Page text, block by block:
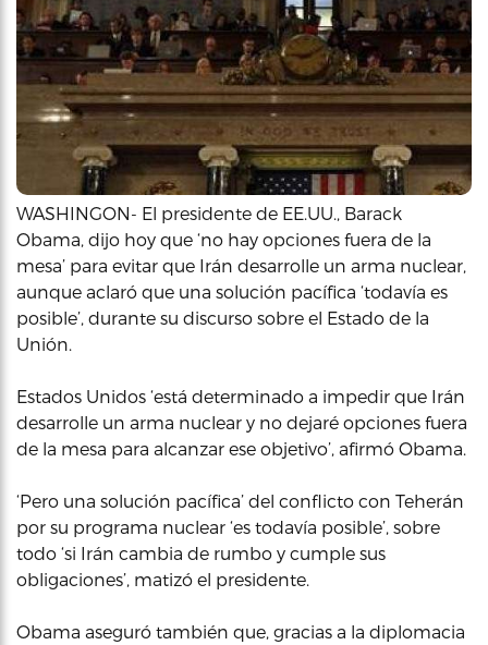
WASHINGON- El presidente de EE.UU., Barack
Obama, dijo hoy que ‘no hay opciones fuera de la
mesa’ para evitar que Irán desarrolle un arma nuclear,
aunque aclaró que una solución pacífica ‘todavía es
posible’, durante su discurso sobre el Estado de la
Unión.
Estados Unidos ‘está determinado a impedir que Irán
desarrolle un arma nuclear y no dejaré opciones fuera
de la mesa para alcanzar ese objetivo’, afirmó Obama.
‘Pero una solución pacífica’ del conflicto con Teherán
por su programa nuclear ‘es todavía posible’, sobre
todo ‘si Irán cambia de rumbo y cumple sus
obligaciones’, matizó el presidente.
Obama aseguró también que, gracias a la diplomacia